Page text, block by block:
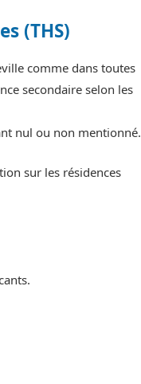
(THS)
comme dans toutes
secondaire selon les
nul ou non mentionné.
sur les résidences